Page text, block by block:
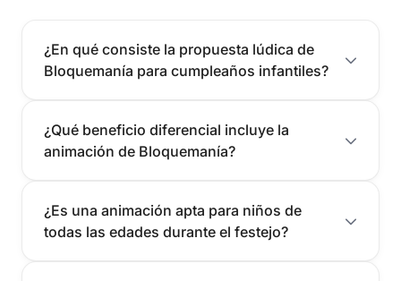
¿En qué consiste la propuesta lúdica de
Bloquemanía para cumpleaños infantiles?
¿Qué beneficio diferencial incluye la
animación de Bloquemanía?
¿Es una animación apta para niños de
todas las edades durante el festejo?